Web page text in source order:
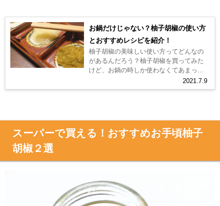
お鍋だけじゃない？柚子胡椒の使い方
とおすすめレシピを紹介！
2021.7.9
柚子胡椒の美味しい使い方ってどんなの
があるんだろう？柚子胡椒を買ってみた
けど、お鍋の時しか使わなくてあまって
しまった…。 そんな風に思ったことはあ
りませんか？ 実は柚子胡椒はお鍋以...
スーパーで買える！おすすめお手頃柚子
胡椒２選